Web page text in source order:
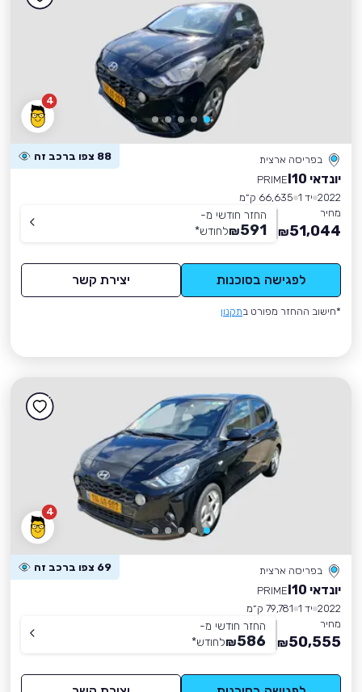
4
בפריסה ארצית 88 צפו ברכב זה
יונדאי I10
PRIME
2022 יד 1
66,635 ק״מ
מחיר
51,044
₪
החזר חודשי מ-
591
₪לחודש*
לפגישה בסוכנות יצירת קשר
*חישוב ההחזר מפורט בתקנון
4
בפריסה ארצית 69 צפו ברכב זה
יונדאי I10
PRIME
2022 יד 1
79,781 ק״מ
מחיר
50,555
₪
החזר חודשי מ-
586
₪לחודש*